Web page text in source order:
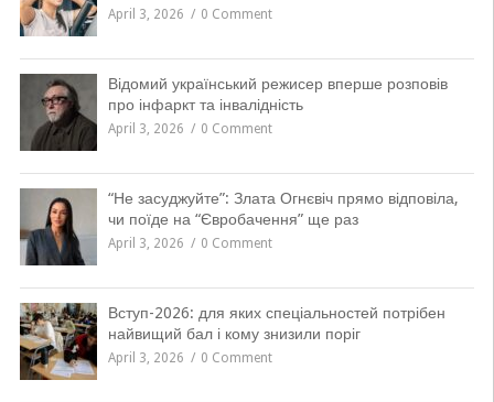
April 3, 2026 0 Comment
Відомий український режисер вперше розповів
про інфаркт та інвалідність
April 3, 2026 0 Comment
“Не засуджуйте”: Злата Огнєвіч прямо відповіла,
чи поїде на “Євробачення” ще раз
April 3, 2026 0 Comment
Вступ-2026: для яких спеціальностей потрібен
найвищий бал і кому знизили поріг
April 3, 2026 0 Comment